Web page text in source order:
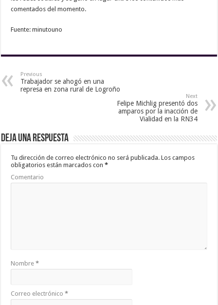
comentados del momento.
Fuente: minutouno
Previous
Trabajador se ahogó en una
represa en zona rural de Logroño
Next
Felipe Michlig presentó dos
amparos por la inacción de
Vialidad en la RN34
Deja una respuesta
Tu dirección de correo electrónico no será publicada. Los campos
obligatorios están marcados con*
Comentario
Nombre*
Correo electrónico*